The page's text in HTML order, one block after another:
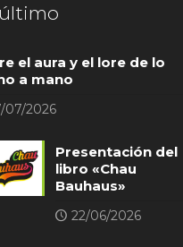
el aura y el lore de lo
a mano
07/2026
Presentación del
libro «Chau
Bauhaus»
22/06/2026